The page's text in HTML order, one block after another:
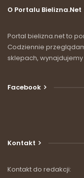
O Portalu Bielizna.net
Portal bielizna.net to
Codziennie
sklepach,
Facebook
Kontakt
Kontakt do redakcji: